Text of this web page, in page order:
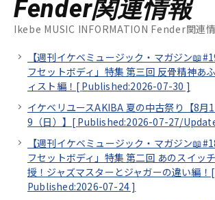
Fender関連情報
Ikebe MUSIC INFORMATION Fender関連
【週刊イケベミュージック・マガジン
フセットボディ」特集 第三回 反骨精神あ
ィスト編！[ Published:2026-07-30 ]
イケベリユースAKIBA 夏の中古祭り【8月
9（日）】[ Published:2026-07-27/
【週刊イケベミュージック・マガジン
フセットボディ」特集 第二回 あのスイッ
授！ジャズマスターとジャガーの違い編！[
Published:2026-07-24 ]